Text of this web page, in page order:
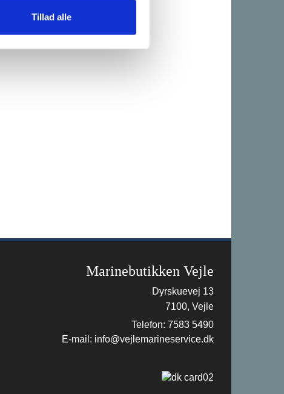
Tillad alle
Marinebutikken Vejle
Dyrskuevej 13
7100, Vejle
Telefon: 7583 5490
E-mail: info@vejlemarineservice.dk